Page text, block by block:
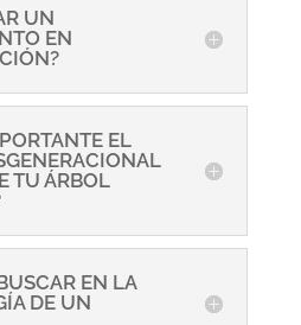
UN
EN
EL
TU ÁRBOL
EN LA
DE UN